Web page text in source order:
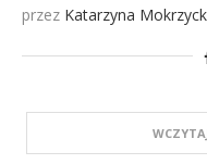
przez Katarzyna